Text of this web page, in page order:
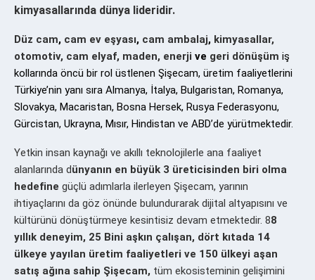
kimyasallarında dünya lideridir.
Düz cam, cam ev eşyası, cam ambalaj, kimyasallar,
otomotiv, cam elyaf, maden, enerji ve geri dönüşüm iş
kollarında öncü bir rol üstlenen Şişecam, üretim faaliyetlerini
Türkiye’nin yanı sıra Almanya, İtalya, Bulgaristan, Romanya,
Slovakya, Macaristan, Bosna Hersek, Rusya Federasyonu,
Gürcistan, Ukrayna, Mısır, Hindistan ve ABD’de yürütmektedir.
Yetkin insan kaynağı ve akıllı teknolojilerle ana faaliyet
alanlarında dünyanın en büyük 3 üreticisinden biri olma
hedefine güçlü adımlarla ilerleyen Şişecam, yarının
ihtiyaçlarını da göz önünde bulundurarak dijital altyapısını ve
kültürünü dönüştürmeye kesintisiz devam etmektedir. 88
yıllık deneyim, 25 Bini aşkın çalışan, dört kıtada 14
ülkeye yayılan üretim faaliyetleri ve 150 ülkeyi aşan
satış ağına sahip Şişecam, tüm ekosisteminin gelişimini